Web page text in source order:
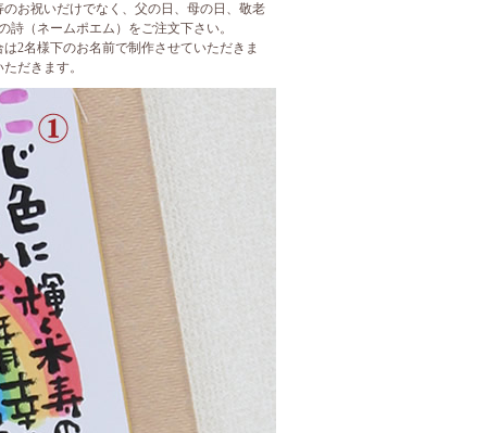
お祝いだけでなく、父の日、母の日、敬老
（ネームポエム）をご注文下さい。
2名様下のお名前で制作させていただきま
だきます。